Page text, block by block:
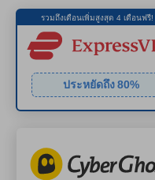
รวมถึงเดือนเพิ่มสูงสุด 4 เดือนฟรี!
ประหยัดถึง 80%